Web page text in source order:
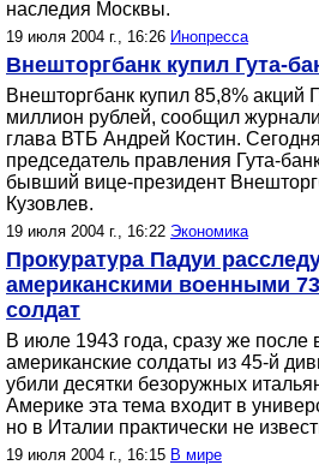
наследия Москвы.
19 июля 2004 г., 16:26 Инопресса
Внешторгбанк купил Гута-
Внешторгбанк купил 85,8% акций
миллион рублей, сообщил
глава ВТБ Андрей Костин.
председатель правления Гута-
бывший вице-президент
Кузовлев.
19 июля 2004 г., 16:22 Экономика
Прокуратура Падуи
американскими военными
солдат
В июле 1943 года, сразу же после
американские солдаты из 45-й
убили десятки безоружных
Америке эта тема входит в
но в Италии практически не
19 июля 2004 г., 16:15 В мире